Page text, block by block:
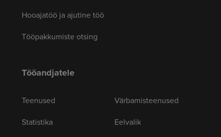
Hooajatöö ja ajutine töö
Tööpakkumiste otsing
Tööandjatele
Teenused
Statistika
Värbamisteenused
Eelvalik